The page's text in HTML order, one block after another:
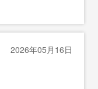
2026年05月16日